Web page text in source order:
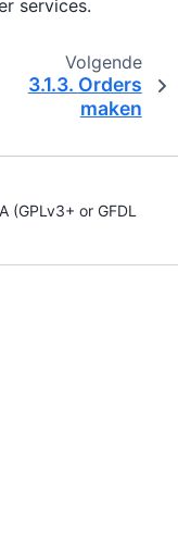
services.
Volgende
3.1.3. Orders
maken
or GFDL